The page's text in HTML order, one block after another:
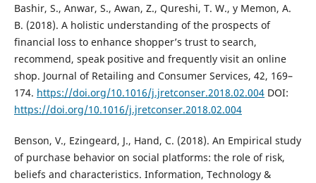
Bashir, S., Anwar, S., Awan, Z., Qureshi, T. W., y Memon, A.
B. (2018). A holistic understanding of the prospects of
financial loss to enhance shopper’s trust to search,
recommend, speak positive and frequently visit an online
shop. Journal of Retailing and Consumer Services, 42, 169–
174. https://doi.org/10.1016/j.jretconser.2018.02.004DOI:
https://doi.org/10.1016/j.jretconser.2018.02.004
Benson, V., Ezingeard, J., Hand, C. (2018). An Empirical study
of purchase behavior on social platforms: the role of risk,
beliefs and characteristics. Information, Technology &